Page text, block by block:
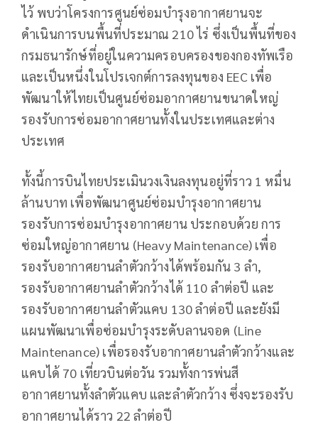
ไว้ พบว่าโครงการศูนย์ซ่อมบำรุงอากาศยานจะ
ดำเนินการบนพื้นที่ประมาณ 210 ไร่ ซึ่งเป็นพื้นที่ของ
กรมธนารักษ์ที่อยู่ในความครอบครองของกองทัพเรือ
และเป็นหนึ่งในโปรเจกต์การลงทุนของ EEC เพื่อ
พัฒนาให้ไทยเป็นศูนย์ซ่อมอากาศยานขนาดใหญ่
รองรับการซ่อมอากาศยานทั้งในประเทศและต่าง
ประเทศ
ทั้งนี้การบินไทยประเมินวงเงินลงทุนอยู่ที่ราว 1 หมื่น
ล้านบาท เพื่อพัฒนาศูนย์ซ่อมบำรุงอากาศยาน
รองรับการซ่อมบำรุงอากาศยาน ประกอบด้วย การ
ซ่อมใหญ่อากาศยาน (Heavy Maintenance) เพื่อ
รองรับอากาศยานลำตัวกว้างได้พร้อมกัน 3 ลำ,
รองรับอากาศยานลำตัวกว้างได้ 110 ลำต่อปี และ
รองรับอากาศยานลำตัวแคบ 130 ลำต่อปี และยังมี
แผนพัฒนาเพื่อซ่อมบำรุงระดับลานจอด (Line
Maintenance) เพื่อรองรับอากาศยานลำตัวกว้างและ
แคบได้ 70 เที่ยวบินต่อวัน รวมทั้งการพ่นสี
อากาศยานทั้งลำตัวแคบ และลำตัวกว้าง ซึ่งจะรองรับ
อากาศยานได้ราว 22 ลำต่อปี